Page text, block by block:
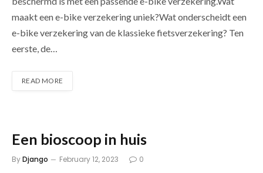
maakt een e-bike verzekering uniek?Wat onderscheidt een
e-bike verzekering van de klassieke fietsverzekering? Ten
eerste, de…
READ MORE
Een bioscoop in huis
ByDjango February 12, 2023 0